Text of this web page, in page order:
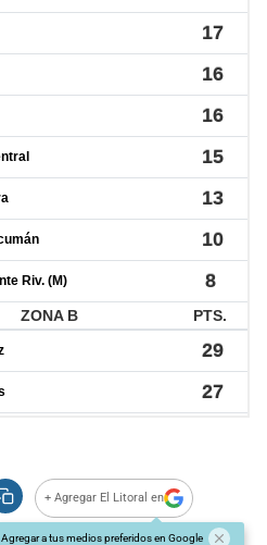
+ Agregar El Litoral en
Agregar a tus medios preferidos en Google